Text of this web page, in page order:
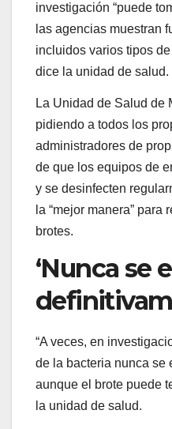
investigación “puede
las agencias muestran
incluidos varios tipos
dice la unidad de salud.
La Unidad de Salud de
pidiendo a todos los
administradores de
de que los equipos de
y se desinfecten
la “mejor manera”
brotes.
‘Nunca se
“A veces, en
de la bacteria nunca se
aunque el brote puede
la unidad de salud.